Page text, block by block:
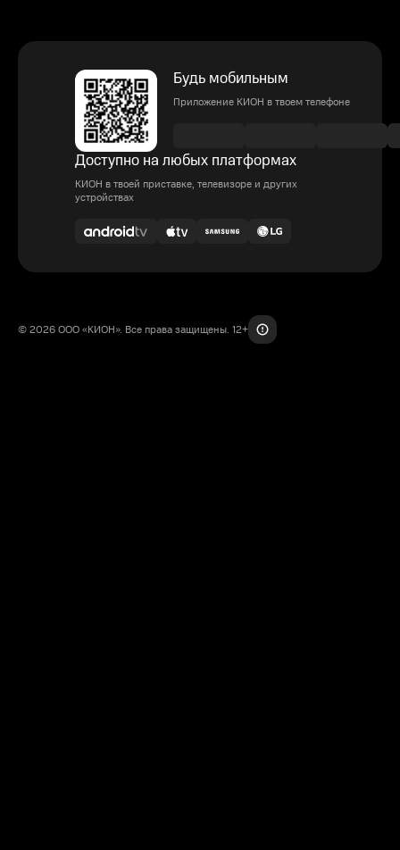
Будь мобильным
Приложение КИОН в твоем телефоне
Доступно на любых платформах
КИОН в твоей приставке, телевизоре и других
устройствах
© 2026 ООО «КИОН». Все права защищены. 12+